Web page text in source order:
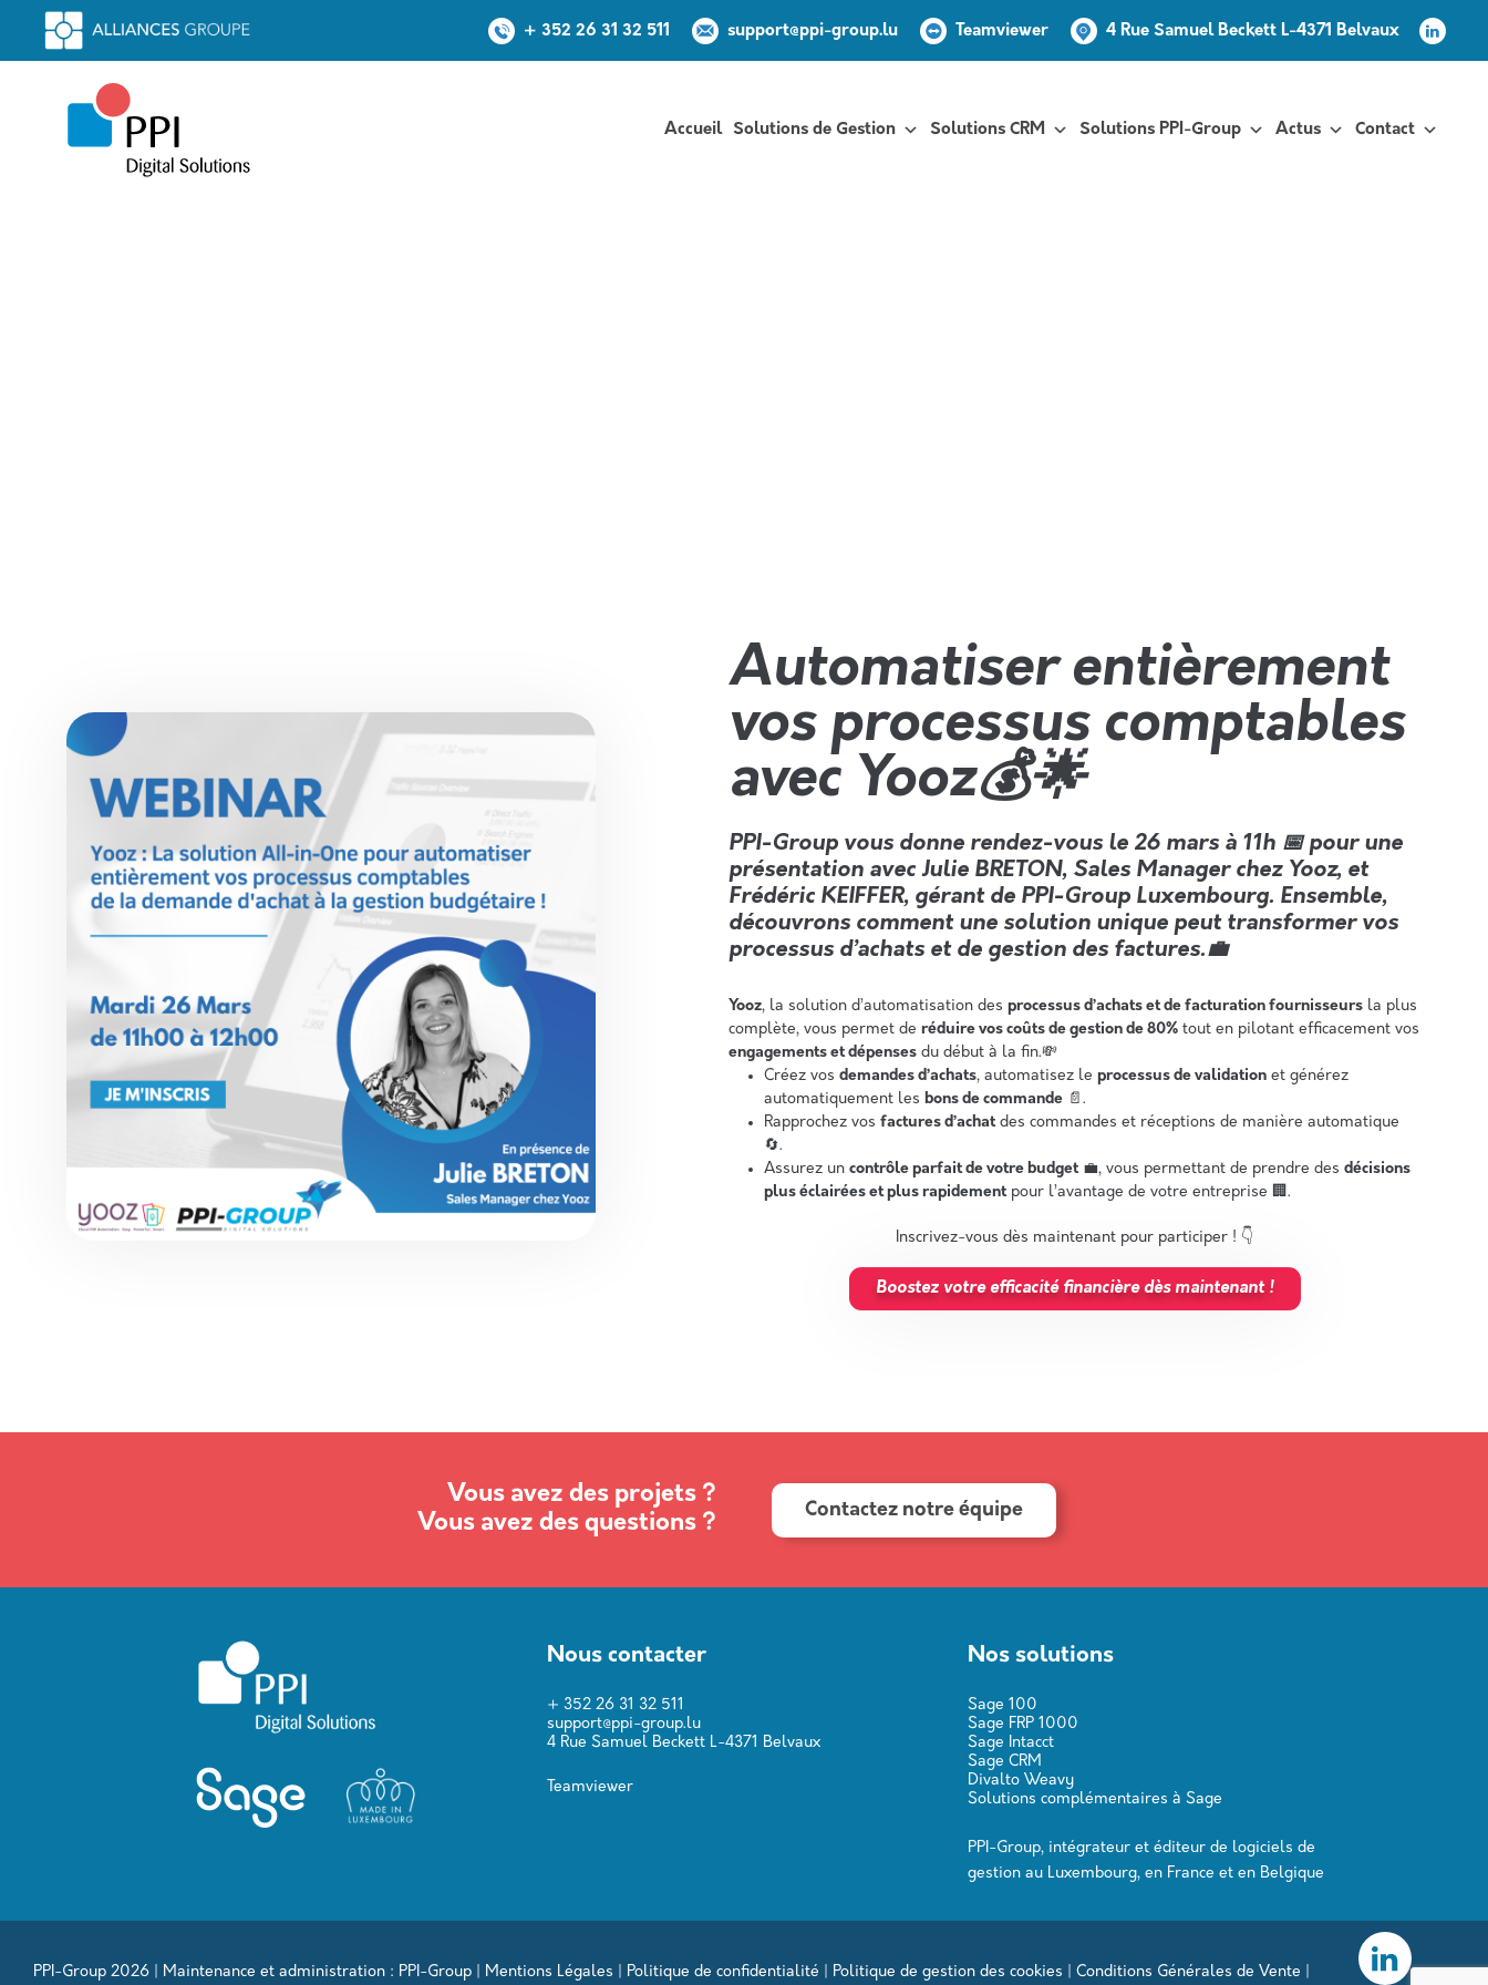
+ 352 26 31 32 511 support@ppi-group.lu Teamviewer 4 Rue Samuel Beckett L-4371 Belvaux
Accueil Solutions de Gestion Solutions CRM Solutions PPI-Group Actus Contact
Automatiser entièrement
vos processus comptables
avec Yooz💰🌟
PPI-Group vous donne rendez-vous le 26 mars à 11h 📅 pour une
présentation avec Julie BRETON, Sales Manager chez Yooz, et
Frédéric KEIFFER, gérant de PPI-Group Luxembourg. Ensemble,
découvrons comment une solution unique peut transformer vos
processus d’achats et de gestion des factures.💼
Yooz, la solution d’automatisation des processus d’achats et de facturation fournisseursla plus
complète, vous permet de réduire vos coûts de gestion de 80%tout en pilotant efficacement vos
engagements et dépensesdu début à la fin.💸
Créez vos demandes d’achats, automatisez le processus de validationet générez
automatiquement les bons de commande📄.
Rapprochez vos factures d’achatdes commandes et réceptions de manière automatique
🔄.
Assurez un contrôle parfait de votre budget💼, vous permettant de prendre des décisions
plus éclairées et plus rapidementpour l’avantage de votre entreprise 🏢.
Inscrivez-vous dès maintenant pour participer ! 👇
Boostez votre efficacité financière dès maintenant !
Vous avez des projets ?
Vous avez des questions ?
Contactez notre équipe
Nous contacter
+ 352 26 31 32 511
support@ppi-group.lu
4 Rue Samuel Beckett L-4371 Belvaux
Teamviewer
Nos solutions
Sage 100
Sage FRP 1000
Sage Intacct
Sage CRM
Divalto Weavy
Solutions complémentaires à Sage
PPI-Group, intégrateur et éditeur de logiciels de
gestion au Luxembourg, en France et en Belgique
PPI-Group 2026 | Maintenance et administration : PPI-Group | Mentions Légales Politique de confidentialité Politique de gestion des cookies Conditions Générales de Vente